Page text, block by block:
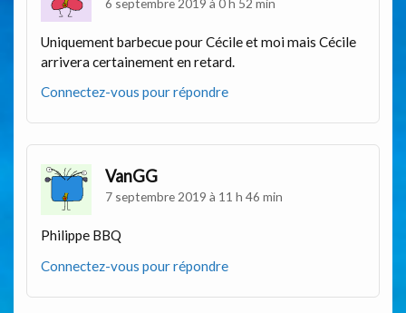
Uniquement barbecue pour Cécile et moi mais Cécile
arrivera certainement en retard.
Connectez-vous pour répondre
VanGG
7 septembre 2019 à 11 h 46 min
Philippe BBQ
Connectez-vous pour répondre